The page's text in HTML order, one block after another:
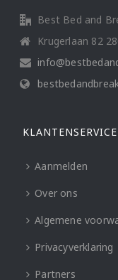
Best Bed and
Krugerlaan 82
KLANTENSERVICE
Aanmelden
Over ons
Algemene
Privacyverklaring
Partners